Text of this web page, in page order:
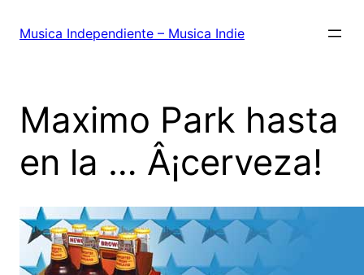
Musica Independiente – Musica Indie
Maximo Park hasta
en la … Â¡cerveza!